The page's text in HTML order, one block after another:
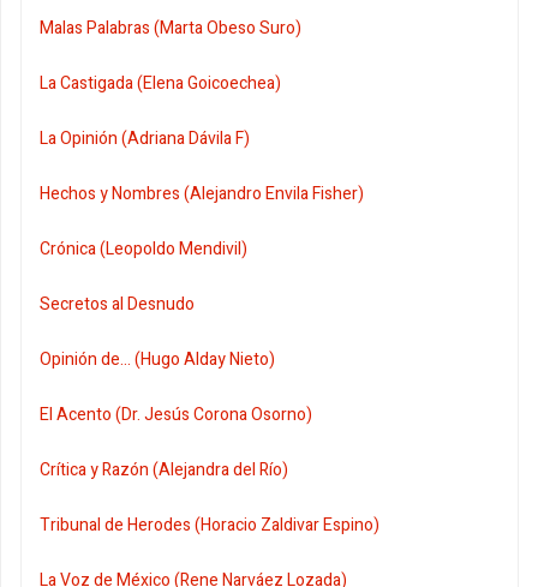
Malas Palabras (Marta Obeso Suro)
La Castigada (Elena Goicoechea)
La Opinión (Adriana Dávila F)
Hechos y Nombres (Alejandro Envila Fisher)
Crónica (Leopoldo Mendivil)
Secretos al Desnudo
Opinión de... (Hugo Alday Nieto)
El Acento (Dr. Jesús Corona Osorno)
Crítica y Razón (Alejandra del Río)
Tribunal de Herodes (Horacio Zaldivar Espino)
La Voz de México (Rene Narváez Lozada)